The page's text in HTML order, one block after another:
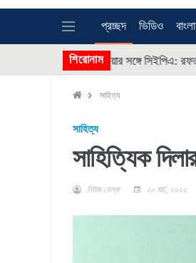
প্রচ্ছদ ভিডিও
শিরোনাম
কোরিয়ার সঙ্গে সিইপিএ: রফতানিতে
সাহিত্য
সাহিত্য
সাহিত্যিক
নিউজ ডেস্ক ২০ মার্চ, ২০২২